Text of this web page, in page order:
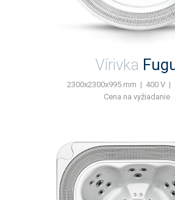
Vírivka
2300x2300x995 mm | 400 V |
Cena na vyžiadanie